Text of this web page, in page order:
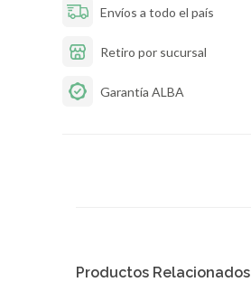
Envíos a todo el país
Retiro por sucursal
Garantía ALBA
Productos Relacionados